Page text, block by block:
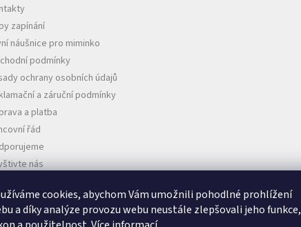
cookies, abychom Vám umožnili pohodlné prohlížení
a díky analýze provozu webu neustále zlepšovali jeho funkce,
zapínání
náušnice pro miminko
podmínky
ochrany osobních údajů
a záruční podmínky
a platba
řád
nás